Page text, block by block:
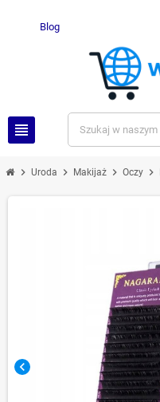
Blog
view_headline
chevron_right Uroda chevron_right Makijaż chevron_right Oczy chevron_right
chevron_left